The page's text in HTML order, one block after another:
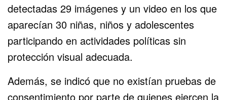
detectadas 29 imágenes y un video en los que
aparecían 30 niñas, niños y adolescentes
participando en actividades políticas sin
protección visual adecuada.
Además, se indicó que no existían pruebas de
consentimiento por parte de quienes ejercen la